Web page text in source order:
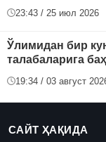
23:43 / 25 июл 2026
Ўлимидан бир
талабаларига
19:34 / 03 август
САЙТ ҲАҚИДА